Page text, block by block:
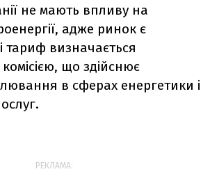
не мають впливу на
адже ринок є
тариф визначається
що здійснює
в сферах енергетики і
РЕКЛАМА: